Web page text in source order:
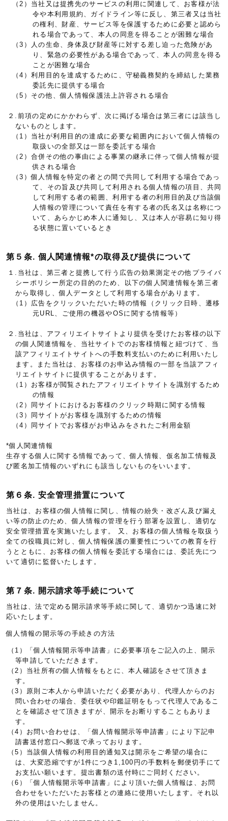
（2）当社又は提携先のサービスの利用に関連して、お客様が法
令や本利用規約、ガイドライン等に反し、第三者又は当社
の権利、財産、サービス等を保護するために必要と認めら
れる場合であって、本人の同意を得ることが困難な場合
（3）人の生命、身体及び財産等に対する差し迫った危険があ
り、緊急の必要性がある場合であって、本人の同意を得る
ことが困難な場合
（4）利用目的を達成するために、守秘義務契約を締結した業務
委託先に提供する場合
（5）その他、個人情報保護法上許容される場合
２.前項の定めにかかわらず、次に掲げる場合は第三者には該当し
ないものとします。
（1）当社が利用目的の達成に必要な範囲内において個人情報の
取扱いの全部又は一部を委託する場合
（2）合併その他の事由による事業の継承に伴って個人情報が提
供される場合
（3）個人情報を特定の者との間で共同して利用する場合であっ
て、その旨及び共同して利用される個人情報の項目、共同
して利用する者の範囲、利用する者の利用目的及び当該個
人情報の管理について責任を有する者の氏名又は名称につ
いて、あらかじめ本人に通知し、又は本人が容易に知り得
る状態に置いているとき
第５条. 個人関連情報*の取得及び提供について
１.当社は、第三者と提携して行う広告の効果測定その他プライバ
シーポリシー所定の目的のため、以下の個人関連情報を第三者
から取得し、個人データとして利用する場合があります。
（1）広告をクリックいただいた時の情報（クリック日時、遷移
元URL、ご使用の機器やOSに関する情報等）
２.当社は、アフィリエイトサイトより提供を受けたお客様の以下
の個人関連情報を、当社サイトでのお客様情報と紐づけて、当
該アフィリエイトサイトへの手数料支払いのために利用いたし
ます。また当社は、お客様のお申込み情報の一部を当該アフィ
リエイトサイトに提供することがあります。
（1）お客様が閲覧されたアフィリエイトサイトを識別するため
の情報
（2）同サイトにおけるお客様のクリック時期に関する情報
（3）同サイトがお客様を識別するための情報
（4）同サイトでお客様がお申込みをされたご利用金額
*個人関連情報
生存する個人に関する情報であって、個人情報、仮名加工情報及
び匿名加工情報のいずれにも該当しないものをいいます。
第６条. 安全管理措置について
当社は、お客様の個人情報に関し、情報の紛失・改ざん及び漏え
い等の防止のため、個人情報の管理を行う部署を設置し、適切な
安全管理措置を実施いたします。 又、お客様の個人情報を取扱う
全ての役職員に対し、個人情報保護の重要性についての教育を行
うとともに、お客様の個人情報を委託する場合には、委託先につ
いて適切に監督いたします。
第７条. 開示請求等手続について
当社は、法で定める開示請求等手続に関して、適切かつ迅速に対
応いたします。
個人情報の開示等の手続きの方法
（1）「個人情報開示等申請書」に必要事項をご記入の上、開示
等申請していただきます。
（2）当社所有の個人情報をもとに、本人確認をさせて頂きま
す。
（3）原則ご本人から申請いただく必要があり、代理人からのお
問い合わせの場合、委任状や印鑑証明をもって代理人であるこ
とを確認させて頂きますが、開示をお断りすることもありま
す。
（4）お問い合わせは、「個人情報開示等申請書」により下記申
請書送付窓口へ郵送で承っております。
（5）当該個人情報の利用目的通知又は開示をご希望の場合に
は、大変恐縮ですが1件につき1,100円の手数料を郵便切手にて
お支払い願います。提出書類の送付時にご同封ください。
（6）「個人情報開示等申請書」により頂いた個人情報は、お問
合わせをいただいたお客様との連絡に使用いたします。それ以
外の使用はいたしません。